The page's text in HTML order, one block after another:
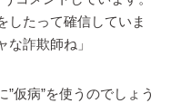
したって確信していま
詐欺師ね」
仮病”を使うのでしょう